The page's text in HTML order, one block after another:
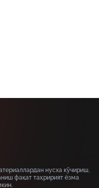
нусха кўчириш,
фақат таҳририят ёзма